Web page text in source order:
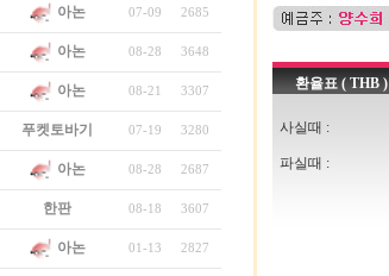
아논 07-09 2685
아논 08-28 3648
아논 08-21 3307
푸켓토바기 07-19 3280
아논 08-28 2687
한판 08-18 3607
아논 01-13 2827
환율표 ( THB )
사실때 :
파실때 :